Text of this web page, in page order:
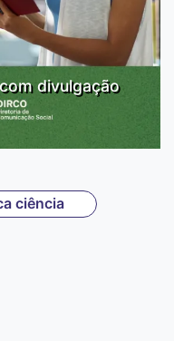
divulgação
ciência